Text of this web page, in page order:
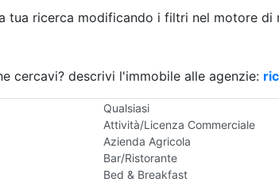
Camera d'Albergo
Box/Garage
Qualsiasi
Attività/Licenza Commerciale
Azienda Agricola
Bar/Ristorante
Bed & Breakfast
tua ricerca modificando i filtri nel motore di
cercavi? descrivi l'immobile alle agenzie: